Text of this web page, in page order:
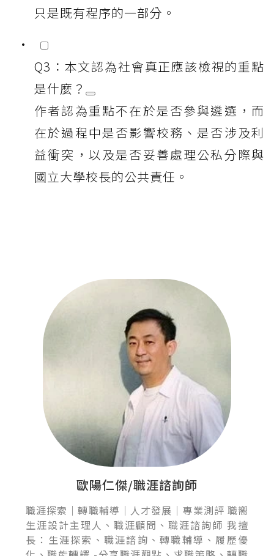
只是既有程序的一部分。
Q3：本文認為社會真正應該檢視的重點
是什麼？
作者認為重點不在於是否參與遴選，而
在於過程中是否影響校務、是否涉及利
益衝突，以及是否妥善處理公私分際與
國立大學校長的公共責任。
歐陽仁傑/職涯諮詢師
職涯探索｜轉職輔導｜人才發展｜專業測評 職嚮
生涯設計主理人、職涯顧問、職涯諮詢師 我擅
長：生涯探索、職涯諮詢、轉職輔導、履歷優